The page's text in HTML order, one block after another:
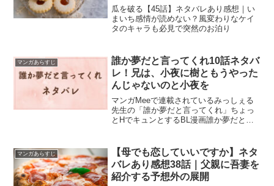
突然のお泊り
瓜を破る【45話】ネタバレあり感想｜い
まいち感情が読めない？風変わりなケイ
タのキャラも必見で突然のお泊り
マンガあらすじ
誰か夢だと言ってくれ10話ネタバ
レ！兄は、小夜に樹ともうやった
んじゃないのと小夜を
マンガMeeで連載されているみっしぇる
先生の「誰か夢だと言ってくれ」ちょっ
とHでキュンとするBL漫画誰か夢だと言
のと小夜を
マンガあらすじ
【母でも恋していいですか】ネタ
バレあり感想38話｜父親に吾妻を
紹介する予想外の展開